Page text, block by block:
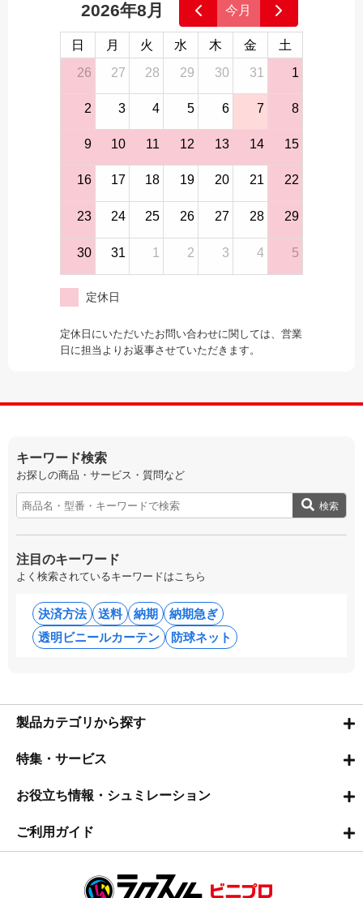
2026年8月 今月
日 月 火 水 木 金
土
26
27 28 29 30 31 1
2 3 4 5 6 7 8
9 10 11 12 13 14 15
16 17 18 19 20 21 22
23 24 25 26 27 28 29
30 31 1 2 3 4 5
定休日
定休日にいただいたお問い合わせに関しては、営業
日に担当よりお返事させていただきます。
キーワード検索
お探しの商品・サービス・質問など
検索
注目のキーワード
よく検索されているキーワードはこちら
決済方法 送料 納期
納期急ぎ
透明ビニールカーテン
防球ネット
製品カテゴリから探す
特集・サービス
お役立ち情報・シュミレーション
ご利用ガイド